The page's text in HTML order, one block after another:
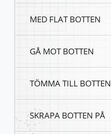
MED FLAT BOTTEN
GÅ MOT BOTTEN
TÖMMA TILL BOTTEN
SKRAPA BOTTEN PÅ